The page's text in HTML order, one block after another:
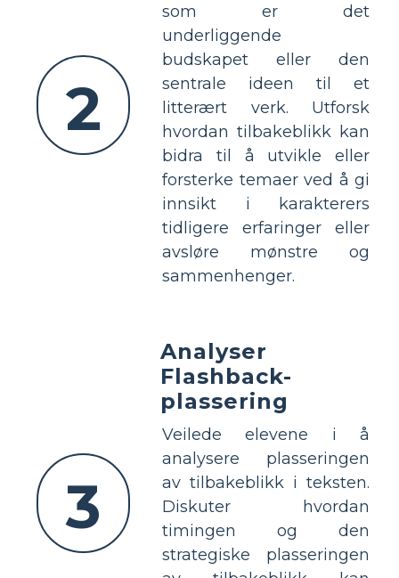
2
som er det
underliggende
budskapet eller den
sentrale ideen til et
litterært verk. Utforsk
hvordan tilbakeblikk kan
bidra til å utvikle eller
forsterke temaer ved å gi
innsikt i karakterers
tidligere erfaringer eller
avsløre mønstre og
sammenhenger.
3
Analyser
Flashback-
plassering
Veilede elevene i å
analysere plasseringen
av tilbakeblikk i teksten.
Diskuter hvordan
timingen og den
strategiske plasseringen